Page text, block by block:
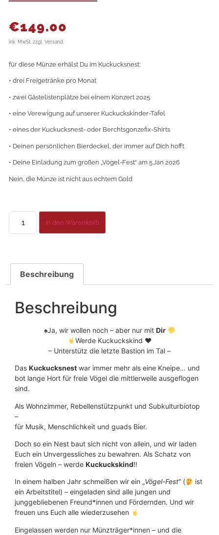
€149.00
ink. MwSt. zzgl. Versand
für diese Münze erhälst Du im Kuckucksnest:
• drei Freigetränke pro Monat
• zwei Gästelistenplätze bei einem Konzert 2o25
• eine Verewigung auf unserer Kuckuckskinder-Tafel
• eines der Kuckucksnest- oder Berchtsgonzefix-Shirts
• Deinen persönlichen Bierdeckel, der immer auf Dich hofft
• Deine Einladung zum großen „Vögel-Fest“ am 5.Jan 2o26
Nein, die Münze ist nicht aus echtem Gold
In den Warenkorb
Beschreibung
Beschreibung
♠️Ja, wir wollen noch – aber nur mit Dir
Werde Kuckuckskind ♥️
– Unterstütz die letzte Bastion im Tal –
Das Kuckucksnest war immer mehr als eine Kneipe… und
bot lange Hort für freie Vögel die mittlerweile ausgeflogen
sind.
Als Wohnzimmer, Rebellenstützpunkt und Subkulturbiotop
–
für Musik, Menschlichkeit und guads Bier.
Doch so ein Nest baut sich nicht von allein, und wir laden
Euch ein Unvergessliches zu bewahren. Als Schatz von
freien Vögeln – werde Kuckuckskind!!
In einem halben Jahr schmeißen wir ein „Vögel-Fest“ (
ist
ein Arbeitstitel) – eingeladen sind alle jungen und
junggebliebenen Freund*innen und Fördernden. Und wir
freuen uns Euch alle wiederzusehen
Eingelassen werden nur Münzträger*innen – und die